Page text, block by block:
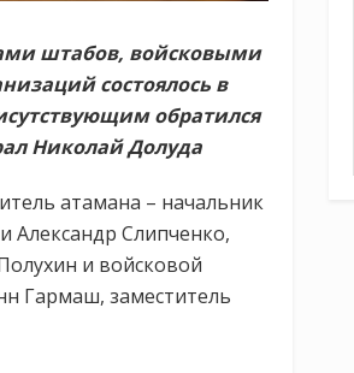
штабов, войсковыми
состоялось в
обратился
Николай Долуда
атамана – начальник
Александр Слипченко,
и войсковой
Гармаш, заместитель